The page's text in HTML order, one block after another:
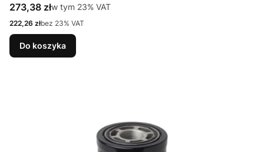
Cena brutto
273,38 złw tym %s VAT
w tym 23% VAT
Cena netto
222,26 złbez 23% VAT
Do koszyka